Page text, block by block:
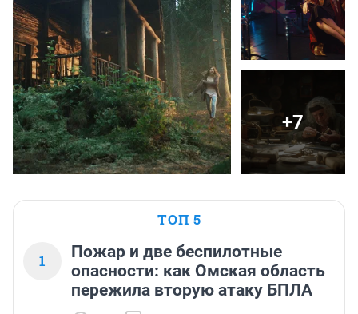
+7
ТОП 5
1
Пожар и две беспилотные
опасности: как Омская область
пережила вторую атаку БПЛА